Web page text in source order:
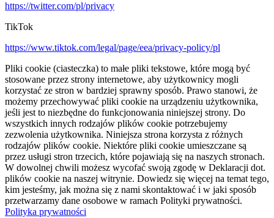
https://twitter.com/pl/privacy
TikTok
https://www.tiktok.com/legal/page/eea/privacy-policy/pl
Pliki cookie (ciasteczka) to małe pliki tekstowe, które mogą być
stosowane przez strony internetowe, aby użytkownicy mogli
korzystać ze stron w bardziej sprawny sposób. Prawo stanowi, że
możemy przechowywać pliki cookie na urządzeniu użytkownika,
jeśli jest to niezbędne do funkcjonowania niniejszej strony. Do
wszystkich innych rodzajów plików cookie potrzebujemy
zezwolenia użytkownika. Niniejsza strona korzysta z różnych
rodzajów plików cookie. Niektóre pliki cookie umieszczane są
przez usługi stron trzecich, które pojawiają się na naszych stronach.
W dowolnej chwili możesz wycofać swoją zgodę w Deklaracji dot.
plików cookie na naszej witrynie. Dowiedz się więcej na temat tego,
kim jesteśmy, jak można się z nami skontaktować i w jaki sposób
przetwarzamy dane osobowe w ramach Polityki prywatności.
Polityka prywatności